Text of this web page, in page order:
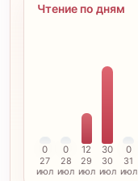
Чтение по дням
0
27
июл
0
28
июл
12
29
июл
30
30
июл
0
31
июл